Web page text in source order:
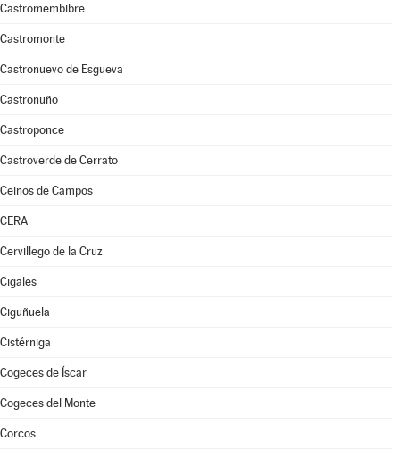
Castromembibre
Castromonte
Castronuevo de Esgueva
Castronuño
Castroponce
Castroverde de Cerrato
Ceinos de Campos
CERA
Cervillego de la Cruz
Cigales
Ciguñuela
Cistérniga
Cogeces de Íscar
Cogeces del Monte
Corcos